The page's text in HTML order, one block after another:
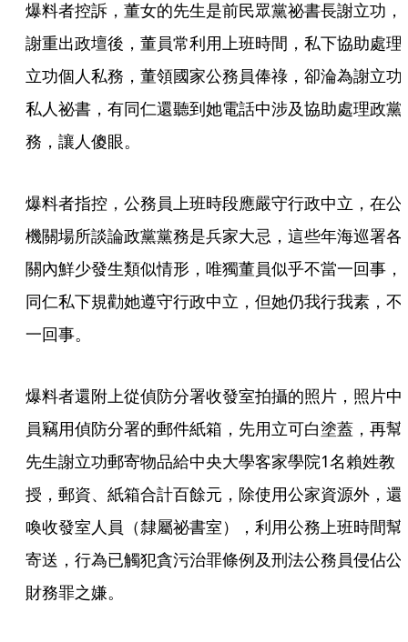
爆料者控訴，董女的先生是前民眾黨祕書長謝立功，
謝重出政壇後，董員常利用上班時間，私下協助處理
立功個人私務，董領國家公務員俸祿，卻淪為謝立功
私人祕書，有同仁還聽到她電話中涉及協助處理政黨
務，讓人傻眼。
爆料者指控，公務員上班時段應嚴守行政中立，在公
機關場所談論政黨黨務是兵家大忌，這些年海巡署各
關內鮮少發生類似情形，唯獨董員似乎不當一回事，
同仁私下規勸她遵守行政中立，但她仍我行我素，不
一回事。
爆料者還附上從偵防分署收發室拍攝的照片，照片中
員竊用偵防分署的郵件紙箱，先用立可白塗蓋，再幫
先生謝立功郵寄物品給中央大學客家學院1名賴姓教
授，郵資、紙箱合計百餘元，除使用公家資源外，還
喚收發室人員（隸屬祕書室），利用公務上班時間幫
寄送，行為已觸犯貪污治罪條例及刑法公務員侵佔公
財務罪之嫌。